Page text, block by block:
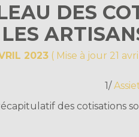
DES
2023 ( Mise à jour 21
1/
des cotisations